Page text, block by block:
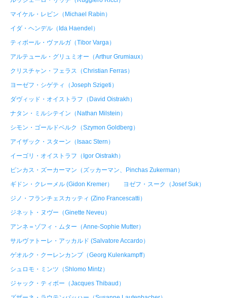
マイケル・レビン（Michael Rabin）
イダ・ヘンデル（Ida Haendel）
ティボール・ヴァルガ（Tibor Varga）
アルテュール・グリュミオー（Arthur Grumiaux）
クリスチャン・フェラス（Christian Ferras）
ヨーゼフ・シゲティ（Joseph Szigeti）
ダヴィッド・オイストラフ（David Oistrakh）
ナタン・ミルシテイン（Nathan Milstein）
シモン・ゴールドベルク（Szymon Goldberg）
アイザック・スターン（Isaac Stern）
イーゴリ・オイストラフ（Igor Oistrakh）
ピンカス・ズーカーマン（ズッカーマン、Pinchas Zukerman）
ギドン・クレーメル (Gidon Kremer）
ヨゼフ・スーク（Josef Suk）
ジノ・フランチェスカッティ (Zino Francescatti）
ジネット・ヌヴー（Ginette Neveu）
アンネ＝ゾフィ・ムター（Anne-Sophie Mutter）
サルヴァトーレ・アッカルド (Salvatore Accardo）
ゲオルク・クーレンカンプ（Georg Kulenkampff）
シュロモ・ミンツ（Shlomo Mintz）
ジャック・ティボー（Jacques Thibaud）